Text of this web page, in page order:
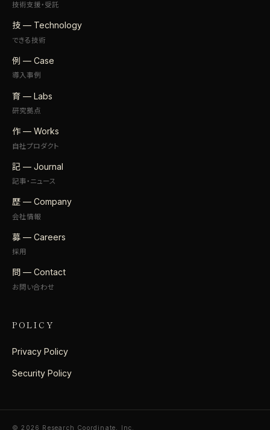
技術支援・受託
技 — Technology
できる技術
例 — Case
導入事例
育 — Labs
研究拠点
作 — Works
自社プロダクト
記 — Journal
記事・ニュース
歴 — Company
会社情報
募 — Careers
採用
問 — Contact
お問い合わせ
POLICY
Privacy Policy
Security Policy
© 2026 Research Coordinate, Inc.